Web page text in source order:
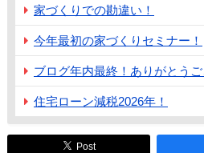
家づくりでの勘違い！
今年最初の家づくりセミナー！
ブログ年内最終！ありがとうご
住宅ローン減税2026年！
Post